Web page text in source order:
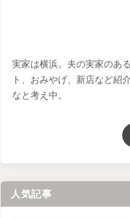
実家は横浜。夫の実家のあ
ト、おみやげ、新店など紹
なと考え中。
人気記事